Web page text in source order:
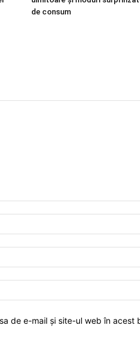
de consum
de e-mail și site-ul web în